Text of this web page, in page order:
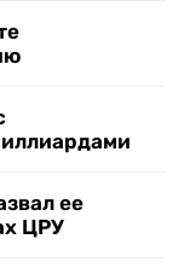
ее
ЦРУ